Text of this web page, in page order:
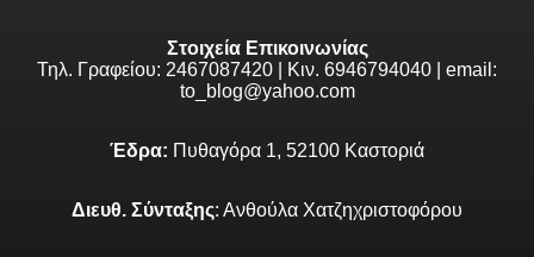
Στοιχεία Επικοινωνίας
Τηλ. Γραφείου: 2467087420 | Κιν. 6946794040 | email:
to_blog@yahoo.com
Έδρα: Πυθαγόρα 1, 52100 Καστοριά
Διευθ. Σύνταξης: Ανθούλα Χατζηχριστοφόρου